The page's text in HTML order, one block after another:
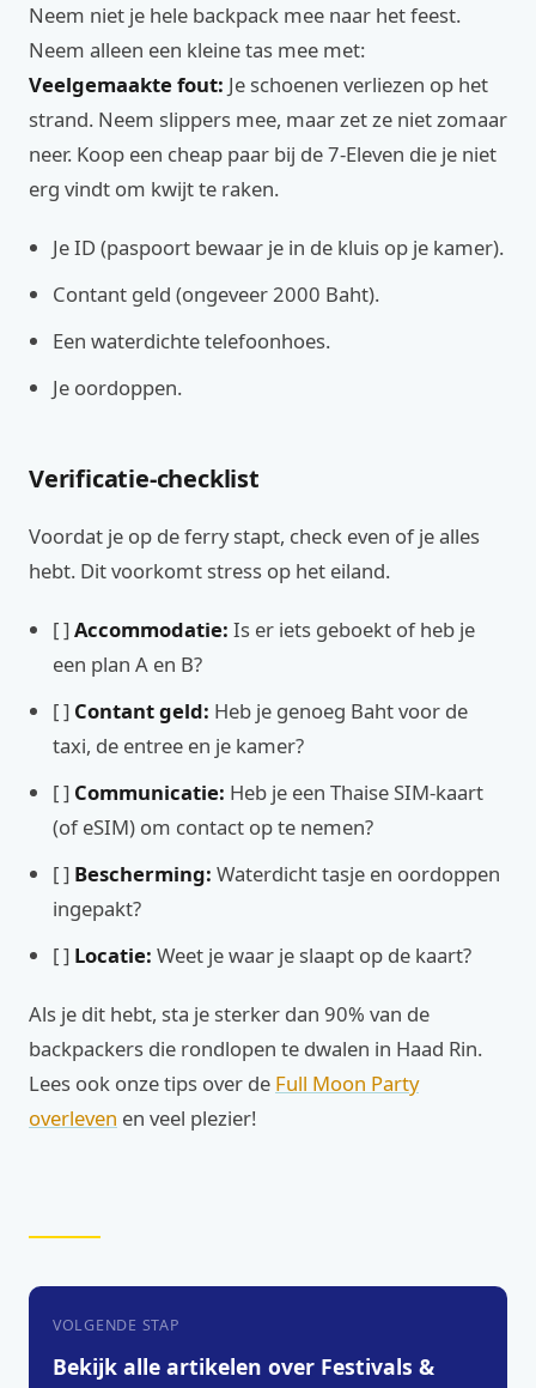
Neem niet je hele backpack mee naar het feest.
Neem alleen een kleine tas mee met:
Veelgemaakte fout: Je schoenen verliezen op het
strand. Neem slippers mee, maar zet ze niet zomaar
neer. Koop een cheap paar bij de 7-Eleven die je niet
erg vindt om kwijt te raken.
Je ID (paspoort bewaar je in de kluis op je kamer).
Contant geld (ongeveer 2000 Baht).
Een waterdichte telefoonhoes.
Je oordoppen.
Verificatie-checklist
Voordat je op de ferry stapt, check even of je alles
hebt. Dit voorkomt stress op het eiland.
[ ]Accommodatie: Is er iets geboekt of heb je
een plan A en B?
[ ] Contant geld: Heb je genoeg Baht voor de
taxi, de entree en je kamer?
[ ] Communicatie: Heb je een Thaise SIM-kaart
(of eSIM) om contact op te nemen?
[ ] Bescherming: Waterdicht tasje en oordoppen
ingepakt?
[ ] Locatie: Weet je waar je slaapt op de kaart?
Als je dit hebt, sta je sterker dan 90% van de
backpackers die rondlopen te dwalen in Haad Rin.
Lees ook onze tips over de Full Moon Party
overleven en veel plezier!
VOLGENDE STAP
Bekijk alle artikelen over Festivals &